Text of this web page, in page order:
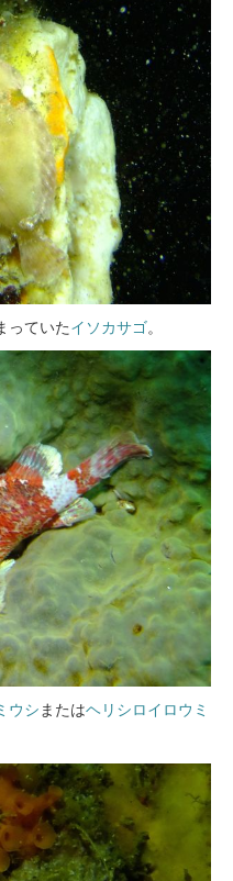
っていたイソカサゴ。
ウシまたはヘリシロイロウミ